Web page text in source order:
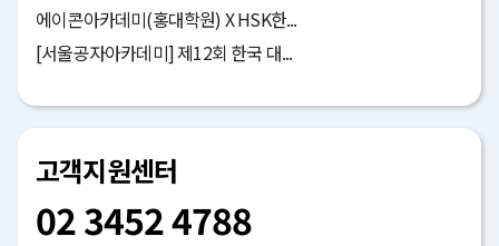
에이콘아카데미(홍대학원) X HSK한...
[서울공자아카데미] 제12회 한국 대...
고객지원센터
02 3452 4788